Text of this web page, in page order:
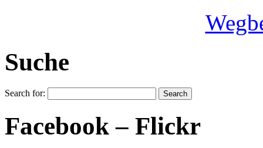
Suche
Search for:
Facebook – Flickr